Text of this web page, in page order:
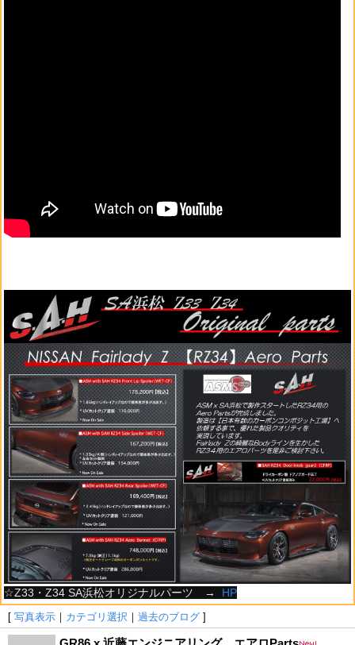
☆Z33・Z34 SA浜松オリジナルパーツ → HP
[ 写真表示 ｜ カテゴリ選択 ｜ 過去のブログ ]